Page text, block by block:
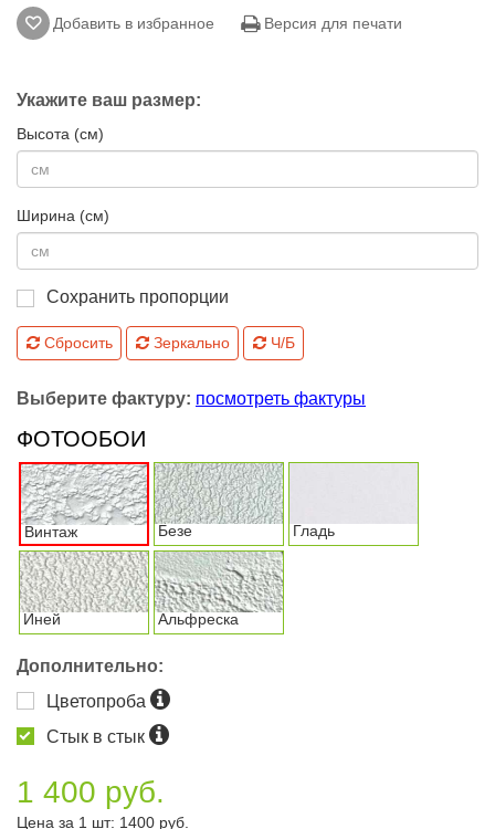
Добавить в избранное Версия для печати
Укажите ваш размер:
Высота (см)
Ширина (см)
Сохранить пропорции
Сбросить Зеркально Ч/Б
Выберите фактуру: посмотреть фактуры
ФОТООБОИ
Винтаж Безе Гладь
Иней Альфреска
Дополнительно:
Цветопроба
Стык в стык
1 400 руб.
Цена за 1 шт: 1400 руб.